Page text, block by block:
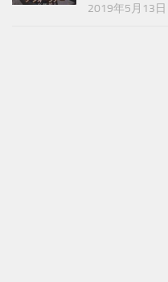
2019年5月13日